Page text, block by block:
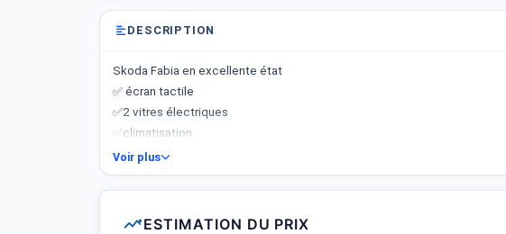
DESCRIPTION
Skoda Fabia en excellente état
✅ écran tactile
✅2 vitres électriques
✅climatisation
Disponible a sousse
Voir plus
ESTIMATION DU PRIX